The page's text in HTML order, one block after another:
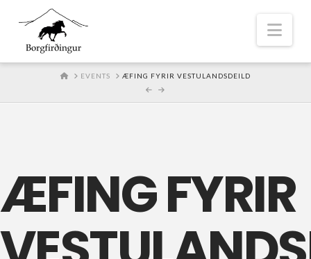
HOMEEVENTS ÆFING FYRIR VESTULANDSDEILD
ÆFING FYRIR